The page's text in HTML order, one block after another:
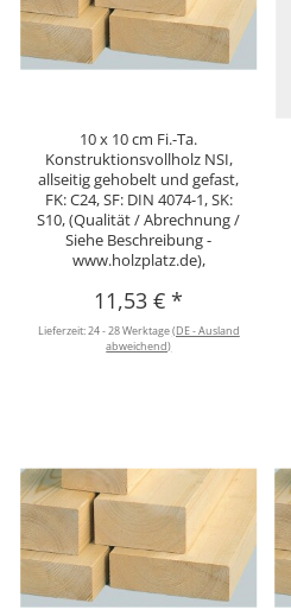
10 x 10 cm Fi.-Ta.
Konstruktionsvollholz NSI,
allseitig gehobelt und gefast,
FK: C24, SF: DIN 4074-1, SK:
S10, (Qualität / Abrechnung /
Siehe Beschreibung -
www.holzplatz.de),
11,53 €*
Lieferzeit:24 - 28 Werktage(DE - Ausland
abweichend)